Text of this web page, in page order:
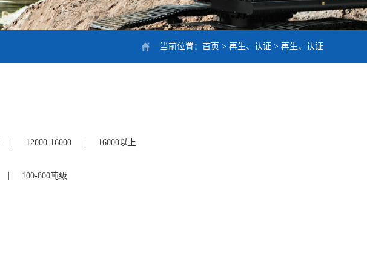
当前位置： 首页 > 再生、认证 > 再生、认证
12000-16000 16000以上
100-800吨级